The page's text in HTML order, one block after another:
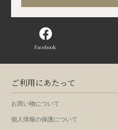
Facebook
ご利用にあたって
お買い物について
個人情報の保護について